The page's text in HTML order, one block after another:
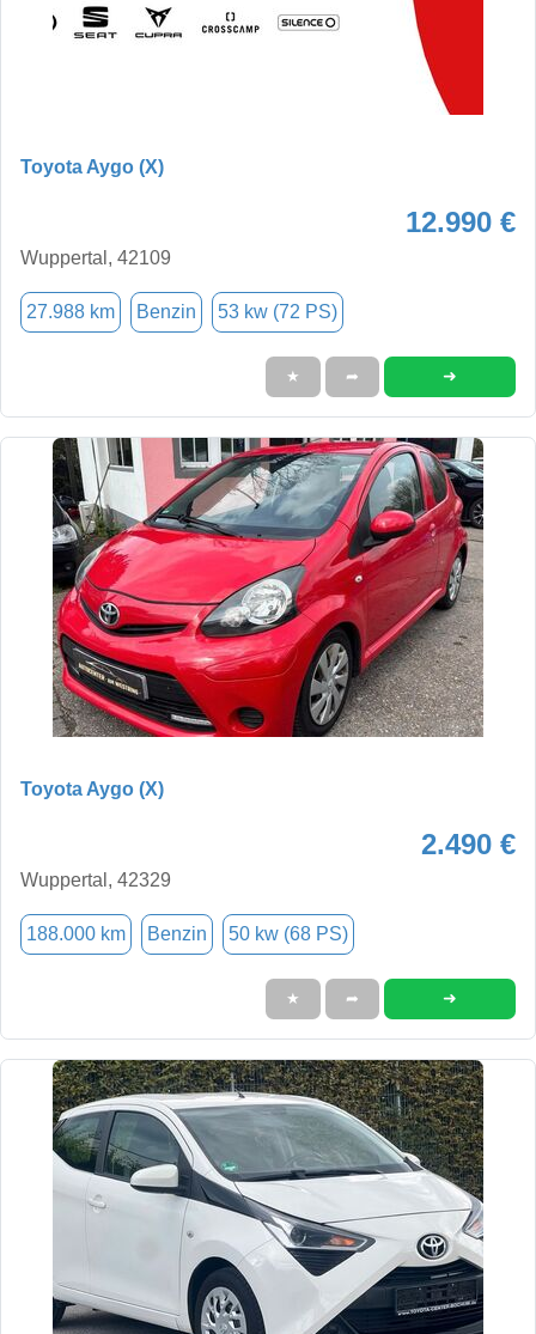
Toyota Aygo (X)
12.990 €
Wuppertal, 42109
27.988 km Benzin 53 kw (72 PS)
★ ➦ ➜
Toyota Aygo (X)
2.490 €
Wuppertal, 42329
188.000 km Benzin 50 kw (68 PS)
★ ➦ ➜